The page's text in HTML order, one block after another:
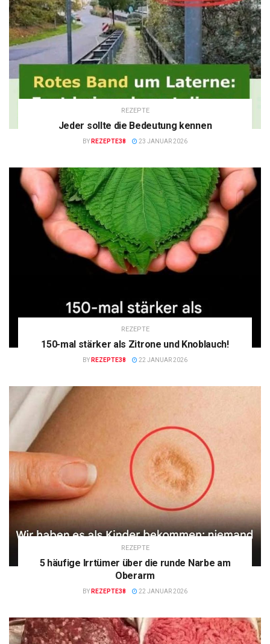
REZEPTE
Jeder sollte die Bedeutung kennen
BY REZEPTE38 23 JANUAR 2026
REZEPTE
150-mal stärker als Zitrone und Knoblauch!
BY REZEPTE38 22 JANUAR 2026
REZEPTE
5 häufige Irrtümer über die runde Narbe am
Oberarm
BY REZEPTE38 22 JANUAR 2026